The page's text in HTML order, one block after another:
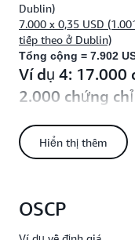
Dublin)
7.000 x 0,35 USD
tiếp theo ở Dublin)
Tổng cộng = 7.902
Ví dụ 4: 17.000
2.000 chứng
cùng một Khu
Một CA riêng chế độ
Một CA riêng chế độ
1 x 400 USD (vận hành
1.000 x 0,75 USD
Hiển thị thêm
OSCP